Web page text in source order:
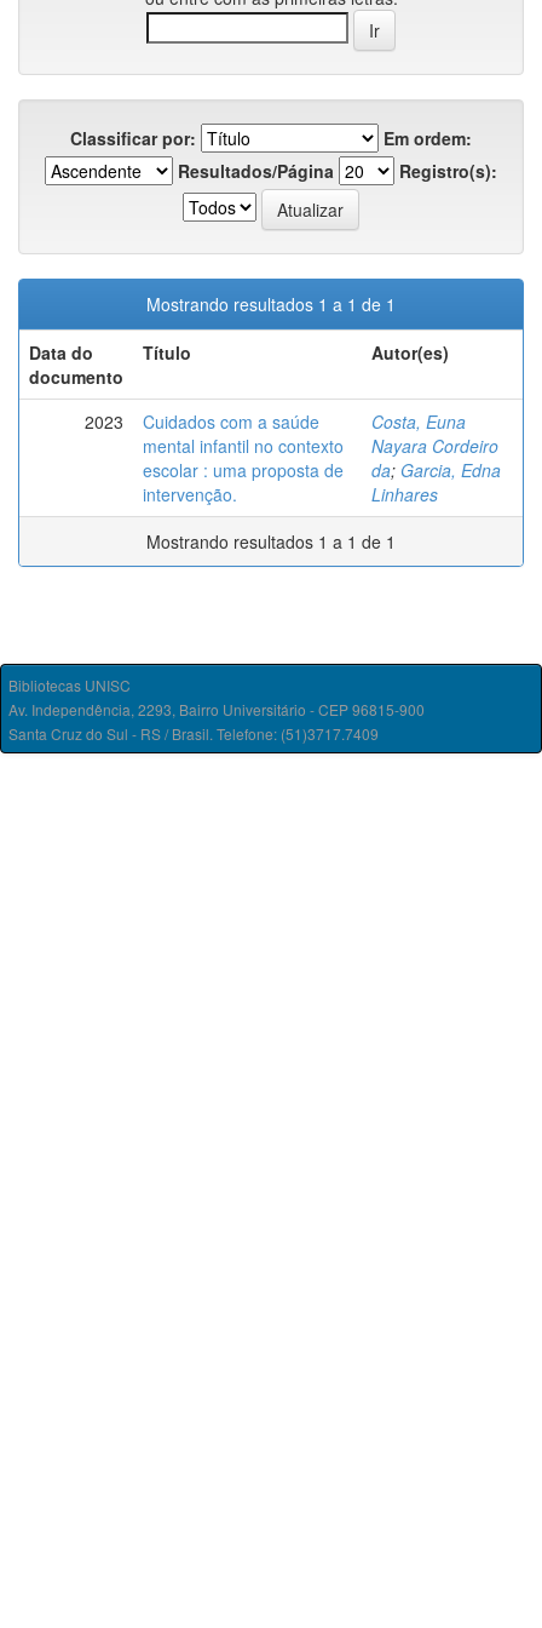
Classificar por:
Em ordem:
Resultados/Página
Registro(s):
Mostrando resultados 1 a 1 de 1
Data do
documento
Título Autor(es)
2023
Cuidados com a saúde
mental infantil no contexto
escolar : uma proposta de
intervenção.
Costa, Euna
Nayara Cordeiro
da; Garcia, Edna
Linhares
Mostrando resultados 1 a 1 de 1
Bibliotecas UNISC
Av. Independência, 2293, Bairro Universitário - CEP 96815-900
Santa Cruz do Sul - RS / Brasil. Telefone: (51)3717.7409